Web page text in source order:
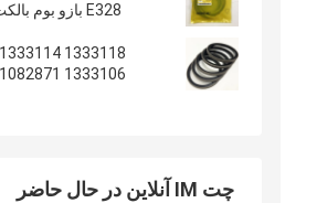
E328 بازو بوم بالکت مهر کیت
چت IM آنلاین در حال حاضر